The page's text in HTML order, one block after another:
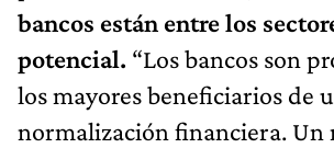
bancos están entre los
potencial. “Los bancos son
los mayores beneficiarios de
normalización financiera. Un